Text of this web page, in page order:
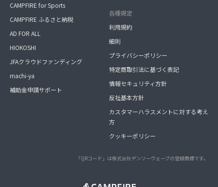
CAMPFIRE for Sports
CAMPFIRE ふるさと納税
AD FOR ALL
HIOKOSHI
JFAクラウドファンディング
machi-ya
補助金申請サポート
各種規定
利用規約
細則
プライバシーポリシー
特定商取引法に基づく表記
情報セキュリティ方針
反社基本方針
カスタマーハラスメントに対する考え
方
クッキーポリシー
「QRコード」は株式会社デンソーウェーブの登録商標です。